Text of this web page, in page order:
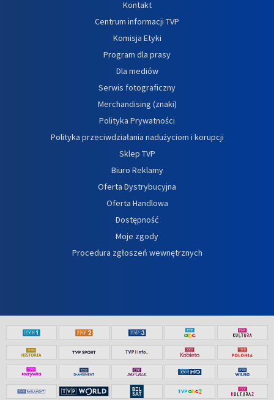
Kontakt
Centrum informacji TVP
Komisja Etyki
Program dla prasy
Dla mediów
Serwis fotograficzny
Merchandising (znaki)
Polityka Prywatności
Polityka przeciwdziałania nadużyciom i korupcji
Sklep TVP
Biuro Reklamy
Oferta Dystrybucyjna
Oferta Handlowa
Dostępność
Moje zgody
Procedura zgłoszeń wewnętrznych